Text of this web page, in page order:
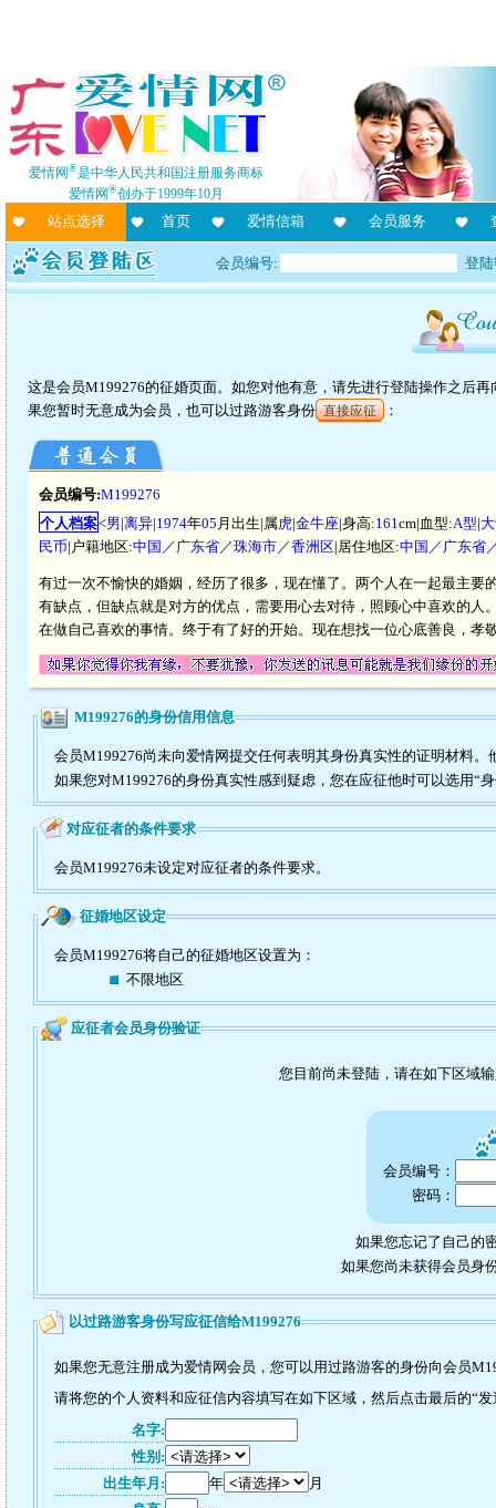
爱情网®是中华人民共和国注册服务商标
爱情网®创办于1999年10月
站点选择 首页 爱情信箱 会员服务
会员编号: 登
这是会员M199276的征婚页面。如您对他有意，请先进行登陆操作之后
果您暂时无意成为会员，也可以过路游客身份 直接应征 ：
会员编号:M199276
个人档案<男|离异|1974年05 月出生|属虎|金牛座|身高:161cm|血型:A型|
民币|户籍地区:中国／广东省／珠海市／香洲区|居住地区:中国／广东省
有过一次不愉快的婚姻，经历了很多，现在懂了。两个人在一起最主
有缺点，但缺点就是对方的优点，需要用心去对待，照顾心中喜欢的
在做自己喜欢的事情。终于有了好的开始。现在想找一位心底善良，孝
M199276的身份信用信息
会员M199276尚未向爱情网提交任何表明其身份真实性的证明材料。
如果您对M199276的身份真实性感到疑虑，您在应征他时可以选用“
对应征者的条件要求
会员M199276未设定对应征者的条件要求。
征婚地区设定
会员M199276将自己的征婚地区设置为：
不限地区
应征者会员身份验证
您目前尚未登陆，请在如下区域
会员编号：
密码：
如果您忘记了自己的
如果您尚未获得会员身
以过路游客身份写应征信给M199276
如果您无意注册成为爱情网会员，您可以用过路游客的身份向会员
请将您的个人资料和应征信内容填写在如下区域，然后点击最后的“
名字:
性别:
出生年月:
年
月